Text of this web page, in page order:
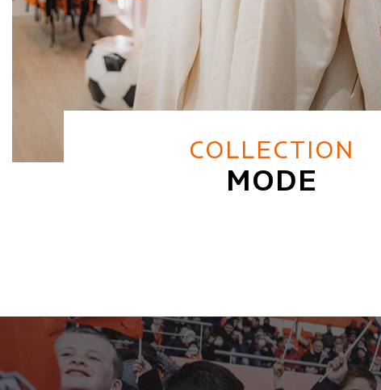
COLLECTION
MODE